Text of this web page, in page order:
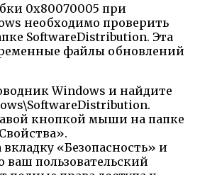
0x80070005 при
необходимо проверить
SoftwareDistribution. Эта
файлы обновлений
Windows и найдите
кнопкой мыши на папке
«Безопасность» и
ваш пользовательский